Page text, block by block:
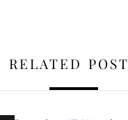
RELATED